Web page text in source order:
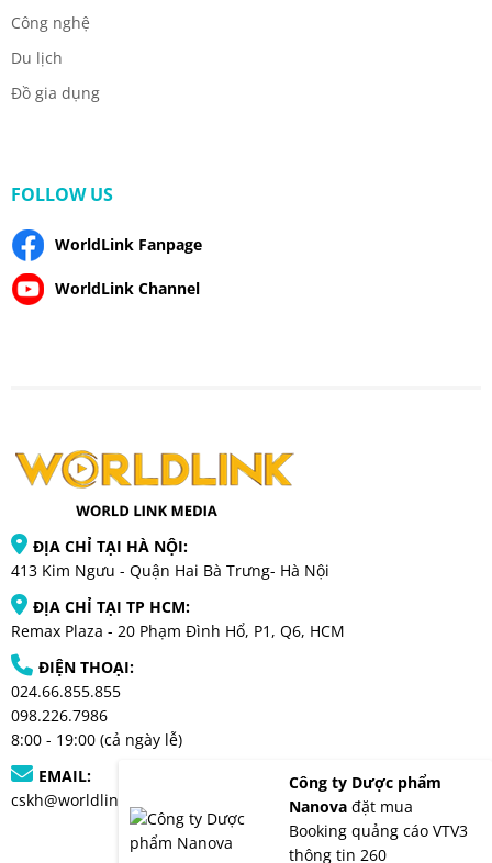
Công nghệ
Du lịch
Đồ gia dụng
FOLLOW US
WorldLink Fanpage
WorldLink Channel
ĐỊA CHỈ TẠI HÀ NỘI:
413 Kim Ngưu - Quận Hai Bà Trưng- Hà Nội
ĐỊA CHỈ TẠI TP HCM:
Remax Plaza - 20 Phạm Đình Hổ, P1, Q6, HCM
ĐIỆN THOẠI:
024.66.855.855
098.226.7986
8:00 - 19:00 (cả ngày lễ)
EMAIL:
cskh@worldlinkmedia.vn
Công ty Dược phẩm
Nanova đặt mua
Booking quảng cáo VTV3
thông tin 260